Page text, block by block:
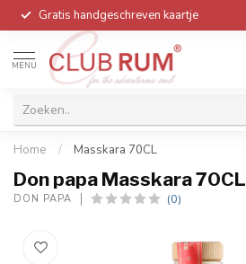
Gratis handgeschreven kaartje
MENU
Home / Masskara 70CL
Don papa Masskara 70CL
DON PAPA (0)